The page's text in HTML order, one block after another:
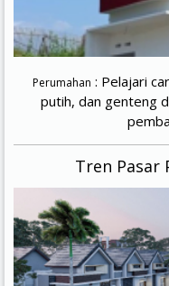
Perumahan : Pelajari
putih, dan genteng
Tren Pasar